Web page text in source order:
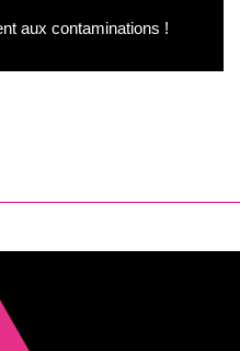
aux contaminations !